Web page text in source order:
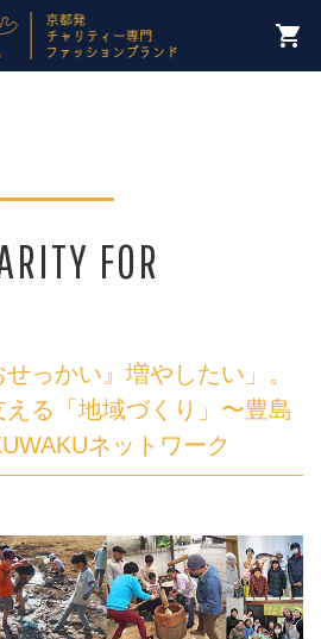
のチャリティー先は
スチナ子どものキャンペーン 】
shopping_cart
FOR
せっかい』増やしたい」。
る「地域づくり」〜豊島
ネットワーク